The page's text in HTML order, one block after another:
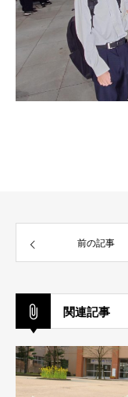
前の記事
関連記事